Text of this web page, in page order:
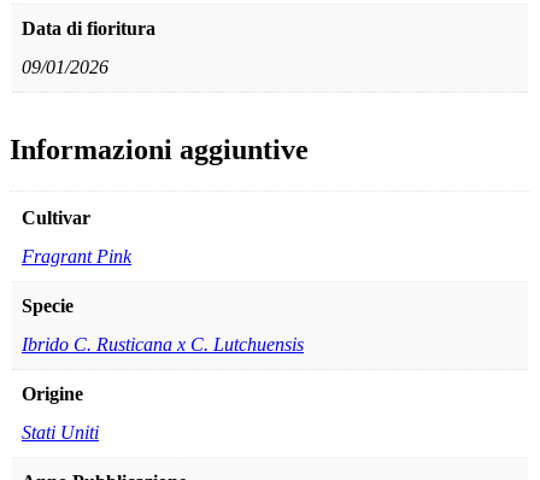
Data di fioritura
09/01/2026
Informazioni aggiuntive
Cultivar
Fragrant Pink
Specie
Ibrido C. Rusticana x C. Lutchuensis
Origine
Stati Uniti